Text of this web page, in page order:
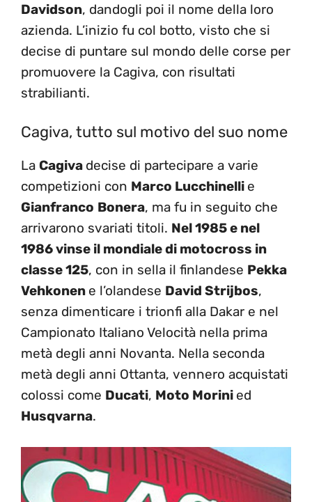
Davidson, dandogli poi il nome della loro
azienda. L’inizio fu col botto, visto che si
decise di puntare sul mondo delle corse per
promuovere la Cagiva, con risultati
strabilianti.
Cagiva, tutto sul motivo del suo nome
La Cagiva decise di partecipare a varie
competizioni con Marco Lucchinelli e
Gianfranco Bonera, ma fu in seguito che
arrivarono svariati titoli. Nel 1985 e nel
1986 vinse il mondiale di motocross in
classe 125, con in sella il finlandese Pekka
Vehkonen e l’olandese David Strijbos,
senza dimenticare i trionfi alla Dakar e nel
Campionato Italiano Velocità nella prima
metà degli anni Novanta. Nella seconda
metà degli anni Ottanta, vennero acquistati
colossi come Ducati, Moto Morini ed
Husqvarna.